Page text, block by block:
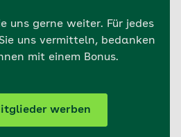
uns gerne weiter. Für jedes
uns vermitteln, bedanken
mit einem Bonus.
werben